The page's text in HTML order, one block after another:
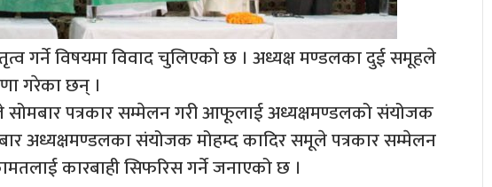
गर्ने विषयमा विवाद चुलिएको छ । अध्यक्ष मण्डलका दुई समूहले
गरेका छन् ।
पत्रकार सम्मेलन गरी आफूलाई अध्यक्षमण्डलको संयोजक
अध्यक्षमण्डलका संयोजक मोहम्द कादिर समूले पत्रकार सम्मेलन
कारबाही सिफरिस गर्ने जनाएको छ ।